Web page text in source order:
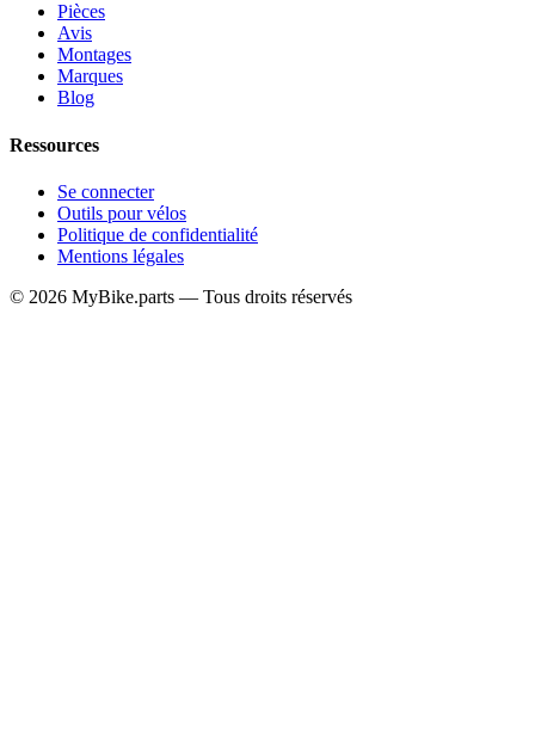
Pièces
Avis
Montages
Marques
Blog
Ressources
Se connecter
Outils pour vélos
Politique de confidentialité
Mentions légales
© 2026 MyBike.parts — Tous droits réservés